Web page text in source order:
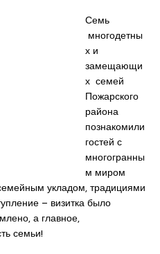
Семь
многодетны
х и
замещающи
х семей
Пожарского
района
познакомили
гостей с
многогранны
м миром
укладом, традициями
– визитка было
а главное,
семьи!